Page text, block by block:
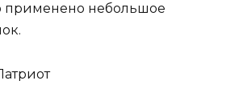
применено небольшое